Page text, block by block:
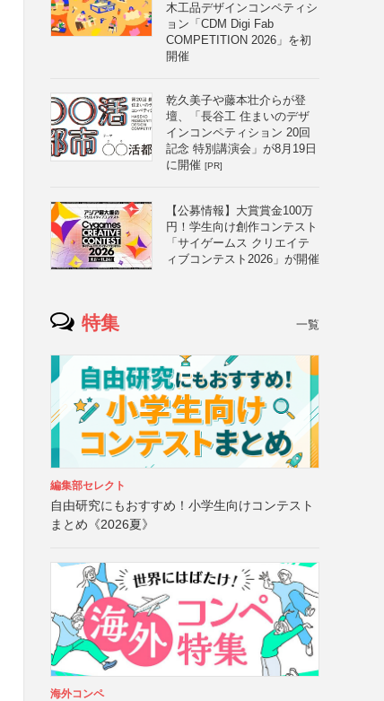
木工品デザインコンペティシ
ョン「CDM Digi Fab
COMPETITION 2026」を初
開催
乾久美子や藤本壮介らが登
壇、「長谷工 住まいのデザ
インコンペティション 20回
記念 特別講演会」が8月19日
に開催 [PR]
【公募情報】大賞賞金100万
円！学生向け創作コンテスト
「サイゲームス クリエイテ
ィブコンテスト2026」が開催
特集 一覧
編集部セレクト
自由研究にもおすすめ！小学生向けコンテスト
まとめ《2026夏》
海外コンペ